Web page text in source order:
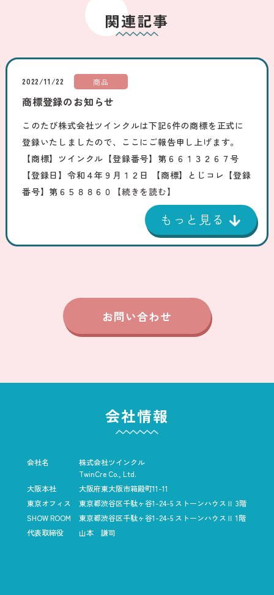
関連記事
2022/11/22 商品
商標登録のお知らせ
このたび株式会社ツインクルは下記6件の商標を正式に
登録いたしましたので、ここにご報告申し上げます。
【商標】ツインクル【登録番号】第６６１３２６７号
【登録日】令和４年９月１２日 【商標】とじコレ【登録
番号】第６５８８６０
【続きを読む】
お問い合わせ
会社情報
会社名
株式会社ツインクル
TwinCre Co., Ltd.
大阪本社
大阪府東大阪市箱殿町11-11
東京オフィス
東京都渋谷区千駄ヶ谷1-24-5 ストーンハウスⅡ 3階
SHOW ROOM
東京都渋谷区千駄ヶ谷1-24-5 ストーンハウスⅡ 1階
代表取締役
山本 謙司